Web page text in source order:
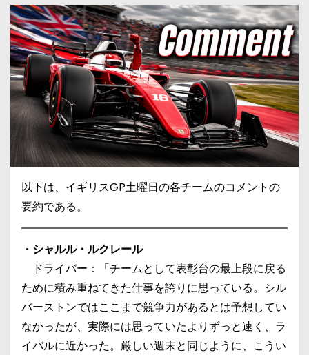
以下は、イギリスGP土曜日の各チームのコメントの
要約である。
・ シャルル・ルクレール
ドライバー：「チームとして表彰台の最上段に戻る
ために積み重ねてきた仕事を誇りに思っている。シル
バーストンではここまで競争力があるとは予想してい
なかったが、実際には思っていたよりずっと速く、ラ
イバルに近かった。厳しい週末と同じように、こうい